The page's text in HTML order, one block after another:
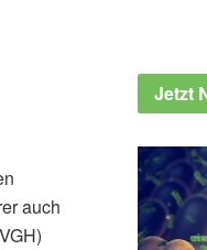
auch
Jetzt